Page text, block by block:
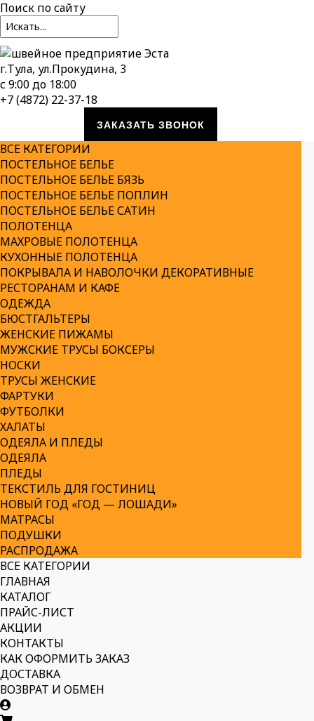
Поиск по сайту
г.Тула, ул.Прокудина, 3
с 9:00 до 18:00
+7 (4872) 22-37-18
ЗАКАЗАТЬ ЗВОНОК
ВСЕ КАТЕГОРИИ
ПОСТЕЛЬНОЕ БЕЛЬЕ
ПОСТЕЛЬНОЕ БЕЛЬЕ БЯЗЬ
ПОСТЕЛЬНОЕ БЕЛЬЕ ПОПЛИН
ПОСТЕЛЬНОЕ БЕЛЬЕ САТИН
ПОЛОТЕНЦА
МАХРОВЫЕ ПОЛОТЕНЦА
КУХОННЫЕ ПОЛОТЕНЦА
ПОКРЫВАЛА И НАВОЛОЧКИ ДЕКОРАТИВНЫЕ
РЕСТОРАНАМ И КАФЕ
ОДЕЖДА
БЮСТГАЛЬТЕРЫ
ЖЕНСКИЕ ПИЖАМЫ
МУЖСКИЕ ТРУСЫ БОКСЕРЫ
НОСКИ
ТРУСЫ ЖЕНСКИЕ
ФАРТУКИ
ФУТБОЛКИ
ХАЛАТЫ
ОДЕЯЛА И ПЛЕДЫ
ОДЕЯЛА
ПЛЕДЫ
ТЕКСТИЛЬ ДЛЯ ГОСТИНИЦ
НОВЫЙ ГОД «ГОД — ЛОШАДИ»
МАТРАСЫ
ПОДУШКИ
РАСПРОДАЖА
ВСЕ КАТЕГОРИИ
ГЛАВНАЯ
КАТАЛОГ
ПРАЙС-ЛИСТ
АКЦИИ
КОНТАКТЫ
КАК ОФОРМИТЬ ЗАКАЗ
ДОСТАВКА
ВОЗВРАТ И ОБМЕН